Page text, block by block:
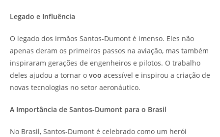
Legado e Influência
O legado dos irmãos Santos-Dumont é imenso. Eles não
apenas deram os primeiros passos na aviação, mas também
inspiraram gerações de engenheiros e pilotos. O trabalho
deles ajudou a tornar o voo acessível e inspirou a criação de
novas tecnologias no setor aeronáutico.
A Importância de Santos-Dumont para o Brasil
No Brasil, Santos-Dumont é celebrado como um herói